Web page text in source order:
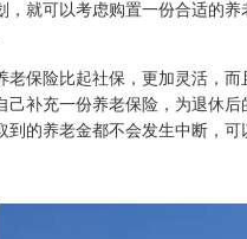
，就可以考虑购置一份合适的
险比起社保，更加灵活，而
己补充一份养老保险，为退休
到的养老金都不会发生中断，